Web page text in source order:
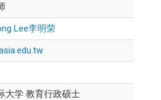
Lee李明荣
大学 教育行政硕士